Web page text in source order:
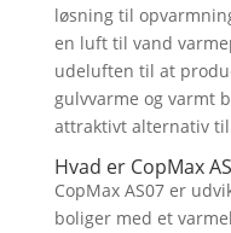
løsning til
en luft til vand
udeluften til at
gulvvarme og varmt
attraktivt alternativ til
Hvad er CopMax
CopMax AS07 er
boliger med et